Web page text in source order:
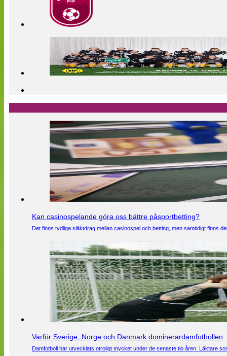
Kan casinospelande göra oss bättre påsportbetting?
Det finns tydliga släktdrag mellan casinospel och betting, men samtidigt finns
Varför Sverige, Norge och Danmark dominerardamfotbollen
Damfotboll har utvecklats otroligt mycket under de senaste tio åren. Läktare